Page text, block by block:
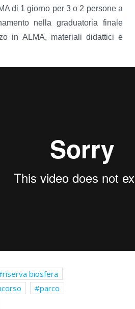
di 1 giorno per 3 o 2 persone a
nella graduatoria finale
in ALMA, materiali didattici e
riserva biosfera
parco